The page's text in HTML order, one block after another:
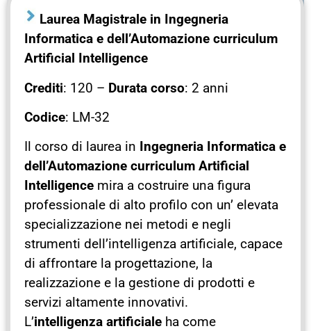
Laurea Magistrale in Ingegneria
Informatica e dell’Automazione curriculum
Artificial Intelligence
Crediti: 120 – Durata corso: 2 anni
Codice: LM-32
Il corso di laurea in Ingegneria Informatica e
dell’Automazione curriculum Artificial
Intelligence mira a costruire una figura
professionale di alto profilo con un’ elevata
specializzazione nei metodi e negli
strumenti dell’intelligenza artificiale, capace
di affrontare la progettazione, la
realizzazione e la gestione di prodotti e
servizi altamente innovativi.
L’intelligenza artificiale ha come